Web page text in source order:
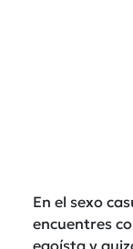
En el sexo
encuentres
egoísta y